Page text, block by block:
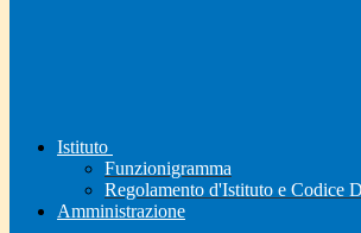
Istituto
Funzionigramma
Regolamento d'Istituto e Codice
Amministrazione